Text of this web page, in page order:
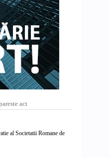
act
al Societatii Romane de